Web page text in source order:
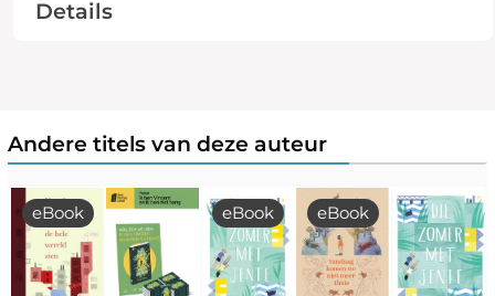
Details
Andere titels van deze auteur
eBook eBook eBook